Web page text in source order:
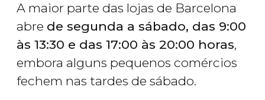
A maior parte das lojas de Barcelona
abre de segunda a sábado, das 9:00
às 13:30 e das 17:00 às 20:00 horas,
embora alguns pequenos comércios
fechem nas tardes de sábado.